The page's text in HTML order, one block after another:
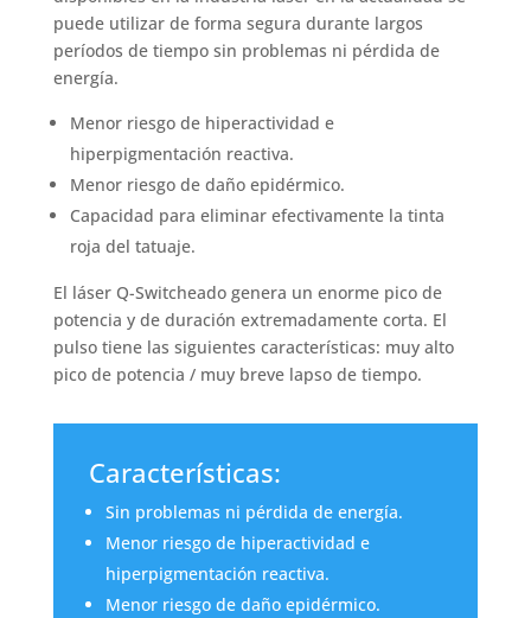
puede utilizar de forma segura durante largos
períodos de tiempo sin problemas ni pérdida de
energía.
Menor riesgo de hiperactividad e
hiperpigmentación reactiva.
Menor riesgo de daño epidérmico.
Capacidad para eliminar efectivamente la tinta
roja del tatuaje.
El láser Q-Switcheado genera un enorme pico de
potencia y de duración extremadamente corta. El
pulso tiene las siguientes características: muy alto
pico de potencia / muy breve lapso de tiempo.
Características:
Sin problemas ni pérdida de energía.
Menor riesgo de hiperactividad e
hiperpigmentación reactiva.
Menor riesgo de daño epidérmico.